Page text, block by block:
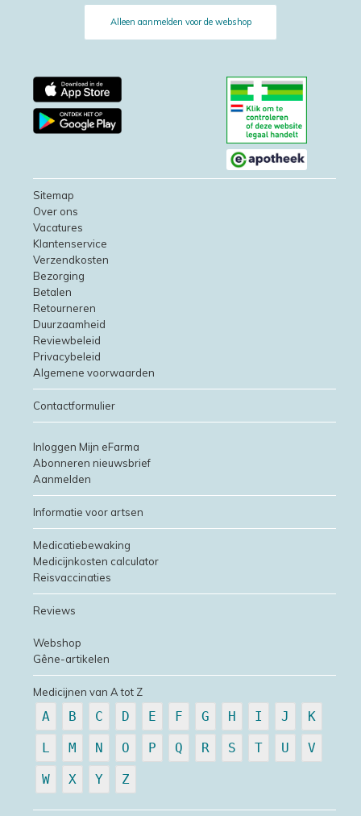
Alleen aanmelden voor de webshop
Sitemap
Over ons
Vacatures
Klantenservice
Verzendkosten
Bezorging
Betalen
Retourneren
Duurzaamheid
Reviewbeleid
Privacybeleid
Algemene voorwaarden
Contactformulier
Inloggen Mijn eFarma
Abonneren nieuwsbrief
Aanmelden
Informatie voor artsen
Medicatiebewaking
Medicijnkosten calculator
Reisvaccinaties
Reviews
Webshop
Gêne-artikelen
Medicijnen van A tot Z
A B C D E F G H I J K
L M N O P Q R S T U V
W X Y Z